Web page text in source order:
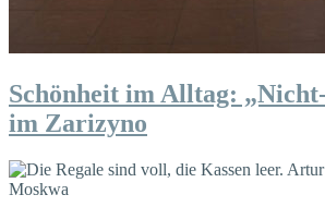
Schönheit im Alltag:
im Zarizyno